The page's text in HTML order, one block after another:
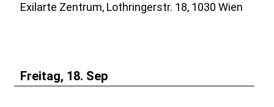
Exilarte Zentrum, Lothringerstr. 18, 1030 Wien
Freitag, 18. Sep